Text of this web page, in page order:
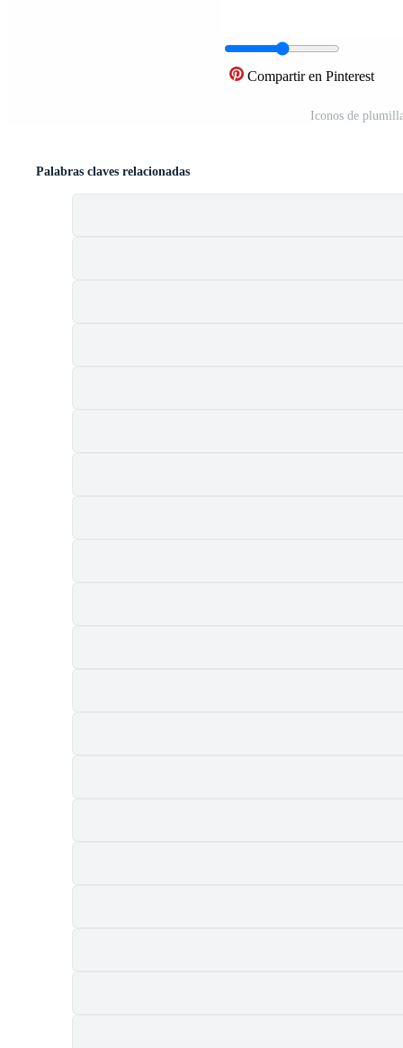
Compartir en Pinterest
Iconos de
Palabras claves relacionadas